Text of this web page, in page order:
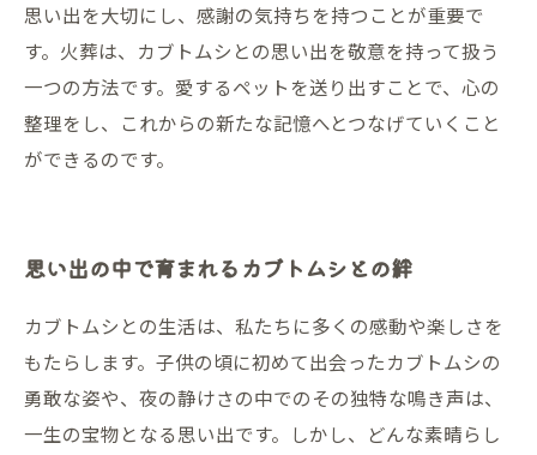
思い出を大切にし、感謝の気持ちを持つことが重要で
す。火葬は、カブトムシとの思い出を敬意を持って扱う
一つの方法です。愛するペットを送り出すことで、心の
整理をし、これからの新たな記憶へとつなげていくこと
ができるのです。
思い出の中で育まれるカブトムシとの絆
カブトムシとの生活は、私たちに多くの感動や楽しさを
もたらします。子供の頃に初めて出会ったカブトムシの
勇敢な姿や、夜の静けさの中でのその独特な鳴き声は、
一生の宝物となる思い出です。しかし、どんな素晴らし